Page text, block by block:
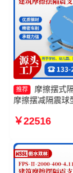
推荐
摩擦摆式
摩擦摆减隔震球
3.81生产厂家 摩
家
￥22516